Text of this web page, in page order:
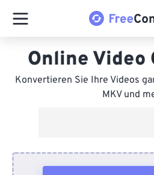
Online Video
Konvertieren Sie Ihre Videos
MKV und